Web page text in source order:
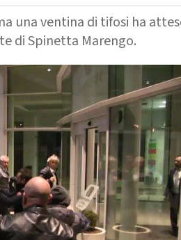
una ventina di tifosi ha
di Spinetta Marengo.